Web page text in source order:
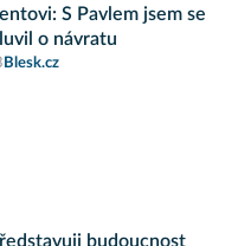
S Pavlem jsem se
o návratu
Blesk.cz
budoucnost